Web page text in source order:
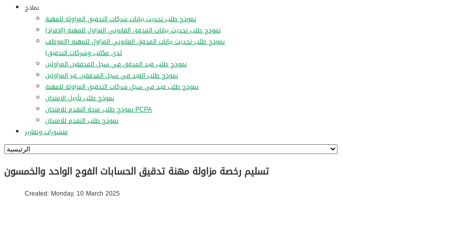
نماذج
نموذج طلب تحديث بيانات شركات التدقيق المزاولة للمهنة
نموذج طلب تحديث بيانات المدقق القانوني المزاول للمهنة (الافراد)
نموذج طلب تحديث بيانات المدقق القانوني المزاول للمهنة (الموظف
لدى مكاتب وشركات التدقيق)
نموذج طلب قيد المدقق في سجل المدققين المزاولين
نموذج طلب القيد في سجل المدققين غير المزاولين
نموذج طلب قيد في سجل شركات التدقيق المزاولة للمهنة
نموذج طلب تأجيل الامتحان
نموذج طلب منحة التقدم للامتحان PCPA
نموذج طلب التقدم للامتحان
منشورات وتقارير
تسليم رخصة مزاولة مهنة تدقيق الحسابات الفوج الواحد والخمسون
Created: Monday, 10 March 2025